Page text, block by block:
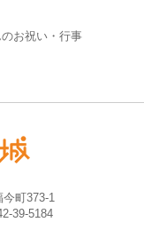
お祝い・行事
町373-1
39-5184